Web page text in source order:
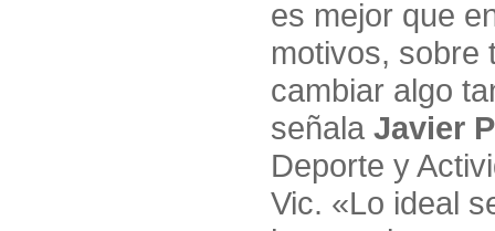
es mejor que
motivos, sobre
cambiar algo
señala Javier
Deporte y
Vic. «Lo ideal